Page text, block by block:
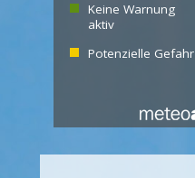
Keine Warnung
aktiv
Potenzielle Gefahr